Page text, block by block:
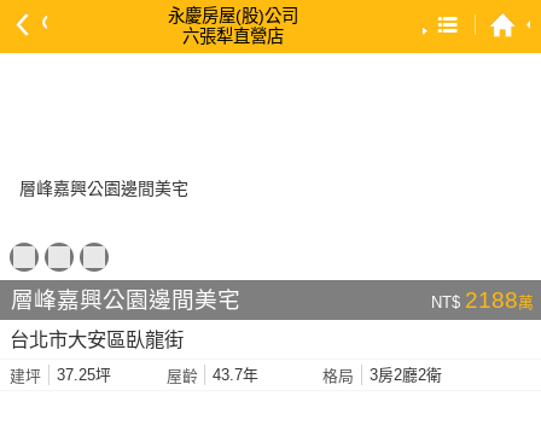
永慶房屋(股)公司
六張犁直營店
依建物坪數 大 → 小
依土地坪數 大 → 小
層峰嘉興公園邊間美宅 NT$ 2188萬
台北市大安區臥龍街
建坪 37.25坪 屋齡 43.7年 格局 3房2廳2衛